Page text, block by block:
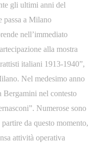
gli ultimi anni del
passa a Milano
nell’immediato
alla mostra
italiani 1913-1940”,
Nel medesimo anno
Bergamini nel contesto
Numerose sono
da questo momento,
attività operativa